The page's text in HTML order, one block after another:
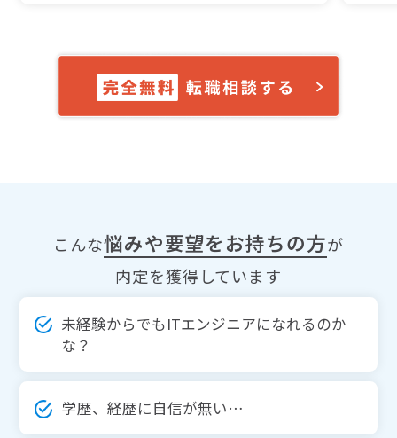
こんな悩みや要望をお持ちの方が
内定を獲得しています
未経験からでもITエンジニアになれるのか
な？
学歴、経歴に自信が無い…